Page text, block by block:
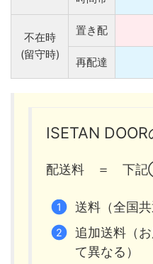
不在時
(留守時)
置き配
再配達
ISETAN
配送料 ＝ 下
送料（全国共
追加送料（
て異なる）